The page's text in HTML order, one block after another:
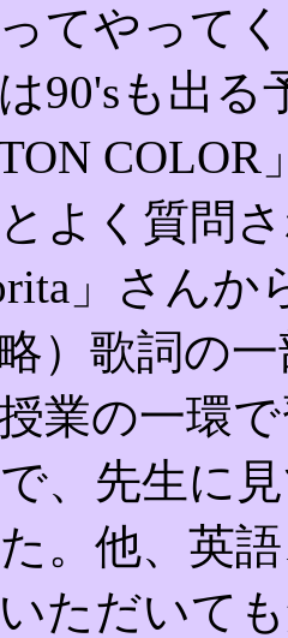
てやって
90'sも出る
よく質問
」さん
略）歌詞の
業の一環
、先生に
。他、英
ただいて